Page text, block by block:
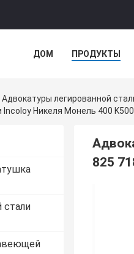
ДОМ ПРОДУКТЫ
Адвокатуры легированной
Никеля Монель 400
825